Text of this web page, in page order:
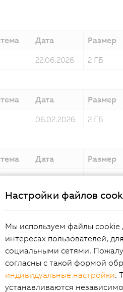
Дата Размер
22.06.2026 2 ГБ
Дата Размер
06.02.2026 2 ГБ
Дата Размер
15.12.2025 2 ГБ
10.10.2025 2 ГБ
Дата Размер
Настройки файлов
Мы используем файлы cookie
интересах пользователей,
социальными сетями.
согласны с такой формой
индивидуальные настройки.
устанавливаются